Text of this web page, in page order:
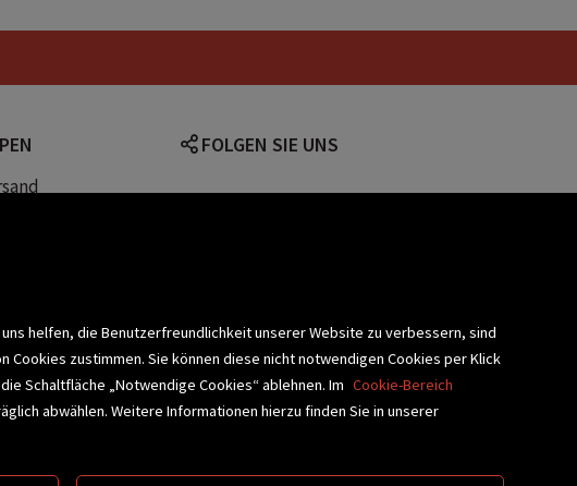
Epische High Fantasy
FOLGEN SIE UNS
helfen, die Benutzerfreundlichkeit unserer Website zu verbessern, sind
zustimmen. Sie können diese nicht notwendigen Cookies per Klick
Schaltfläche „Notwendige Cookies“ ablehnen. Im Cookie-Bereich
abwählen. Weitere Informationen hierzu finden Sie in unserer